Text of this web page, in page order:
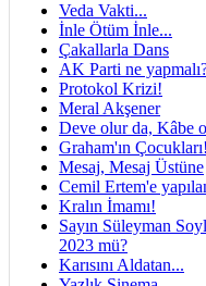
Veda Vakti...
İnle Ötüm İnle...
Çakallarla Dans
AK Parti ne
Protokol Krizi!
Meral Akşener
Deve olur da, Kâbe
Graham'ın Çocukları!
Mesaj, Mesaj Üstüne
Cemil Ertem'e
Kralın İmamı!
Sayın Süleyman
2023 mü?
Karısını Aldatan...